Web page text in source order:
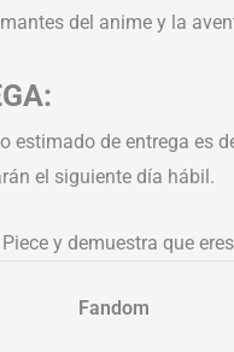
del anime y la
estimado de entrega es
el siguiente día hábil.
y demuestra que
Fandom